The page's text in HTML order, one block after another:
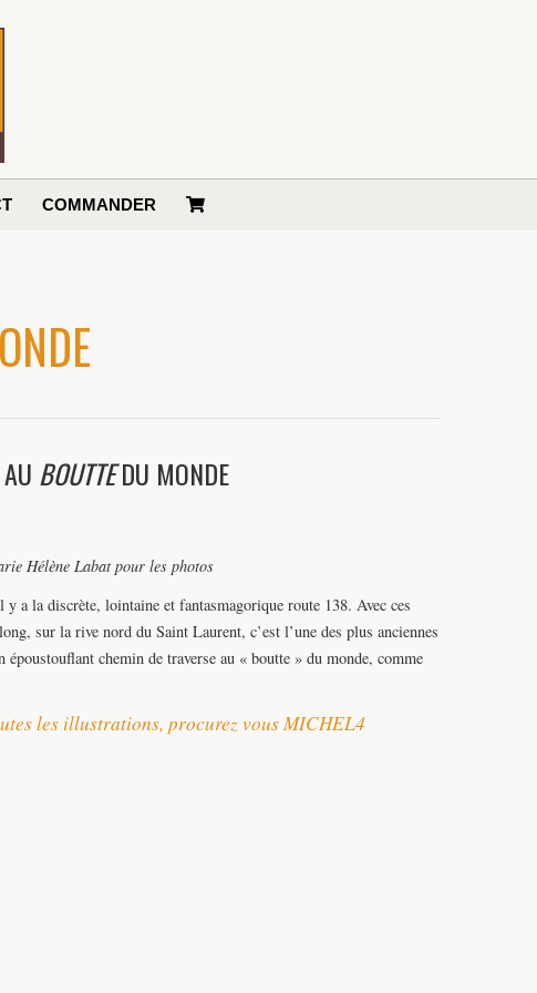
COMMANDER
AU BOUTTEDU MONDE
Hélène Labat pour les photos
a la discrète, lointaine et fantasmagorique route 138. Avec ces
sur la rive nord du Saint Laurent, c’est l’une des plus anciennes
époustouflant chemin de traverse au « boutte » du monde, comme
les illustrations, procurez vous MICHEL4